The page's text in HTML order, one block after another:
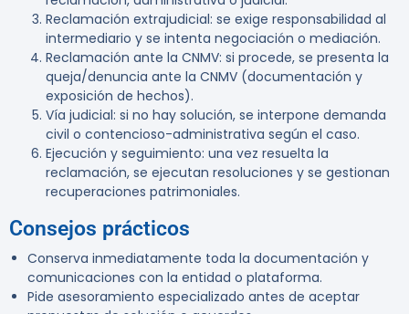
Reclamación extrajudicial: se exige responsabilidad al
intermediario y se intenta negociación o mediación.
Reclamación ante la CNMV: si procede, se presenta la
queja/denuncia ante la CNMV (documentación y
exposición de hechos).
Vía judicial: si no hay solución, se interpone demanda
civil o contencioso-administrativa según el caso.
Ejecución y seguimiento: una vez resuelta la
reclamación, se ejecutan resoluciones y se gestionan
recuperaciones patrimoniales.
Consejos prácticos
Conserva inmediatamente toda la documentación y
comunicaciones con la entidad o plataforma.
Pide asesoramiento especializado antes de aceptar